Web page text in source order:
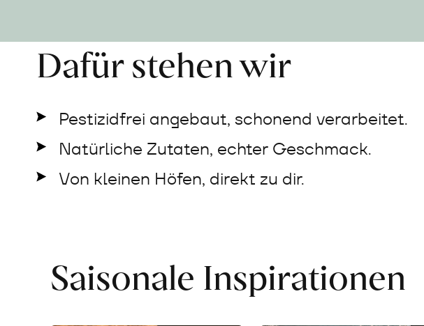
Dafür stehen wir
Pestizidfrei angebaut, schonend verarbeitet.
Natürliche Zutaten, echter Geschmack.
Von kleinen Höfen, direkt zu dir.
Saisonale Inspirationen